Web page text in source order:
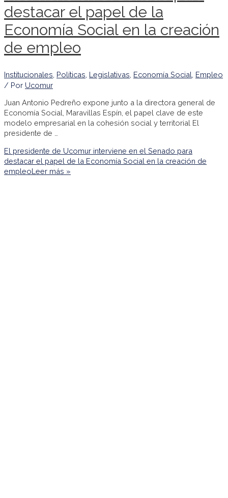
destacar el papel de la
Economía Social en la creación
de empleo
Institucionales Políticas Legislativas Economía Social Empleo
/ Por Ucomur
Juan Antonio Pedreño expone junto a la directora general de
Economía Social, Maravillas Espín, el papel clave de este
modelo empresarial en la cohesión social y territorial El
presidente de …
El presidente de Ucomur interviene en el Senado para
destacar el papel de la Economía Social en la creación de
empleoLeer más »